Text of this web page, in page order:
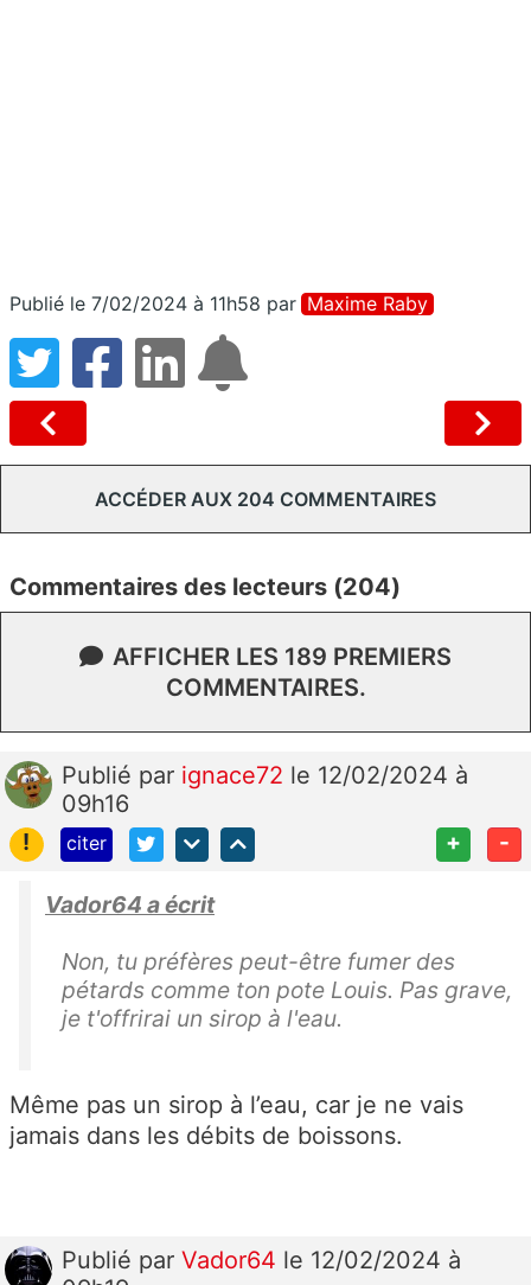
Publié le 7/02/2024 à 11h58 par Maxime Raby
ACCÉDER AUX 204 COMMENTAIRES
Commentaires des lecteurs (204)
AFFICHER LES 189 PREMIERS
COMMENTAIRES.
Publié par ignace72 le 12/02/2024 à
09h16
!
citer + -
Vador64 a écrit
Non, tu préfères peut-être fumer des
pétards comme ton pote Louis. Pas grave,
je t'offrirai un sirop à l'eau.
Même pas un sirop à l’eau, car je ne vais
jamais dans les débits de boissons.
Publié par Vador64 le 12/02/2024 à